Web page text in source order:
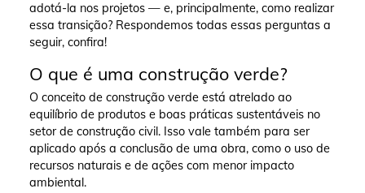
adotá-la nos projetos — e, principalmente, como realizar
essa transição? Respondemos todas essas perguntas a
seguir, confira!
O que é uma construção verde?
O conceito de construção verde está atrelado ao
equilíbrio de produtos e boas práticas sustentáveis no
setor de construção civil. Isso vale também para ser
aplicado após a conclusão de uma obra, como o uso de
recursos naturais e de ações com menor impacto
ambiental.